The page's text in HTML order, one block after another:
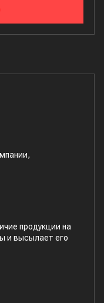
продукции на
и высылает его